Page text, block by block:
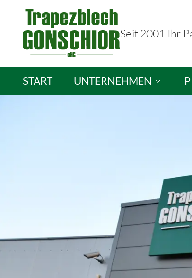
Seit 2001 Ihr
START UNTERNEHMEN